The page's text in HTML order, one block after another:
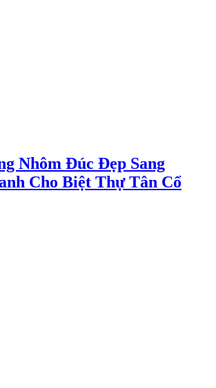
Nhôm Đúc Đẹp Sang
Cho Biệt Thự Tân Cổ